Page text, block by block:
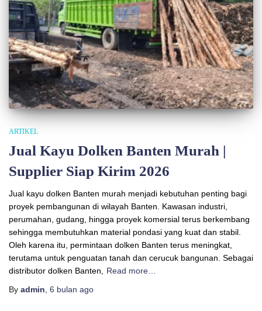
ARTIKEL
Jual Kayu Dolken Banten Murah |
Supplier Siap Kirim 2026
Jual kayu dolken Banten murah menjadi kebutuhan penting bagi
proyek pembangunan di wilayah Banten. Kawasan industri,
perumahan, gudang, hingga proyek komersial terus berkembang
sehingga membutuhkan material pondasi yang kuat dan stabil.
Oleh karena itu, permintaan dolken Banten terus meningkat,
terutama untuk penguatan tanah dan cerucuk bangunan. Sebagai
distributor dolken Banten, Read more…
By admin, 6 bulan ago